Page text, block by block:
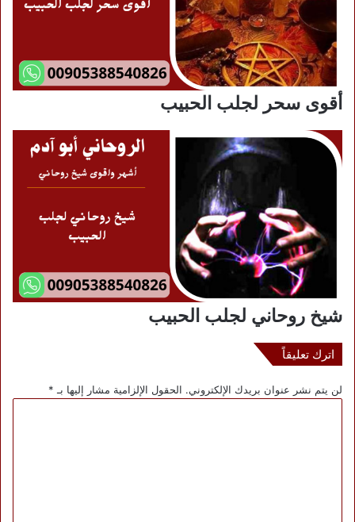
أقوى سحر لجلب الحبيب
شيخ روحاني لجلب الحبيب
اترك تعليقاً
لن يتم نشر عنوان بريدك الإلكتروني. الحقول الإلزامية مشار إليها بـ *